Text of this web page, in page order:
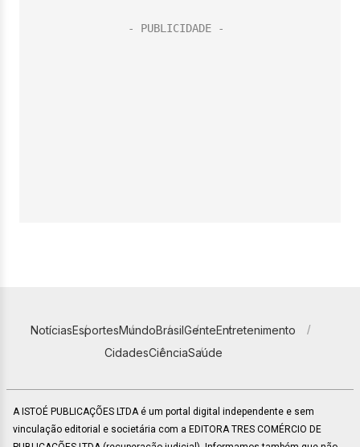
NotíciasEsportesMundoBrasilGenteEntretenimento
CidadesCiênciaSaúde
A ISTOÉ PUBLICAÇÕES LTDA é um portal digital independente e sem
vinculação editorial e societária com a EDITORA TRES COMÉRCIO DE